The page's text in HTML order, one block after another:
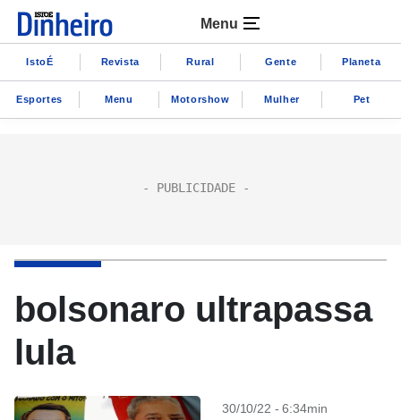
Menu
IstoÉ Revista Rural Gente Planeta
Esportes Menu Motorshow Mulher Pet
bolsonaro ultrapassa
lula
30/10/22 - 6:34min